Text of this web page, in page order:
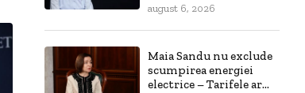
august 6, 2026
Maia Sandu nu exclude
scumpirea energiei
electrice – Tarifele ar...